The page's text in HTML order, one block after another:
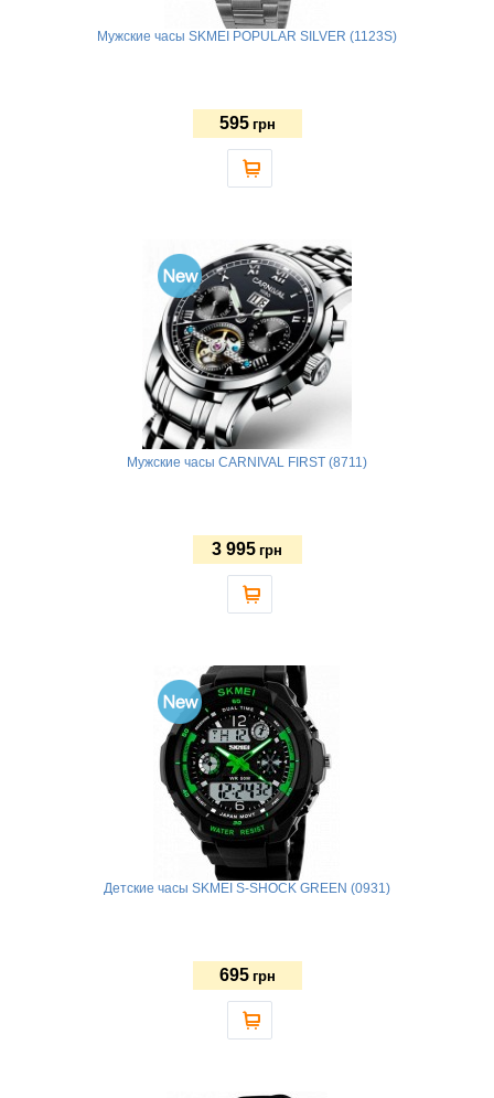
Мужские часы SKMEI POPULAR SILVER (1123S)
595 грн
Мужские часы CARNIVAL FIRST (8711)
3 995 грн
Детские часы SKMEI S-SHOCK GREEN (0931)
695 грн